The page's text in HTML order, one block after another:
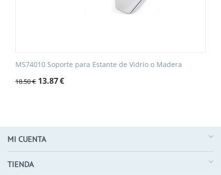
MS74010 Soporte para Estante de Vidrio o Madera
18.50€ 13.87€
MI CUENTA
TIENDA